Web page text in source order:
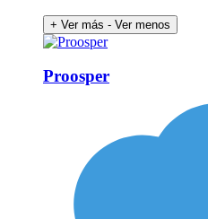
+ Ver más - Ver menos
Proosper